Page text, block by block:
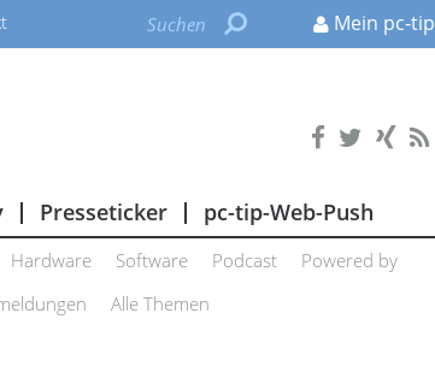
Mein pc-tip
Presseticker pc-tip-Web-Push
Hardware Software Podcast
Powered by
Alle Themen